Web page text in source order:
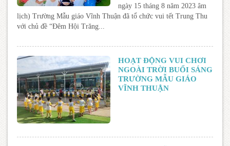
ngày 15 tháng 8 năm 2023 âm
lịch) Trường Mẫu giáo Vĩnh Thuận đã tổ chức vui tết Trung Thu
với chủ đề “Đêm Hội Trăng...
HOẠT ĐỘNG VUI CHƠI
NGOÀI TRỜI BUỔI SÁNG
TRƯỜNG MẪU GIÁO
VĨNH THUẬN